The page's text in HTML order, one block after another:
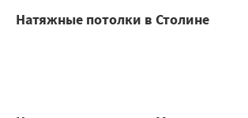
Натяжные потолки в Столине